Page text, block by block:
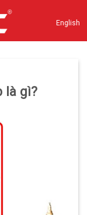
English
là gì?